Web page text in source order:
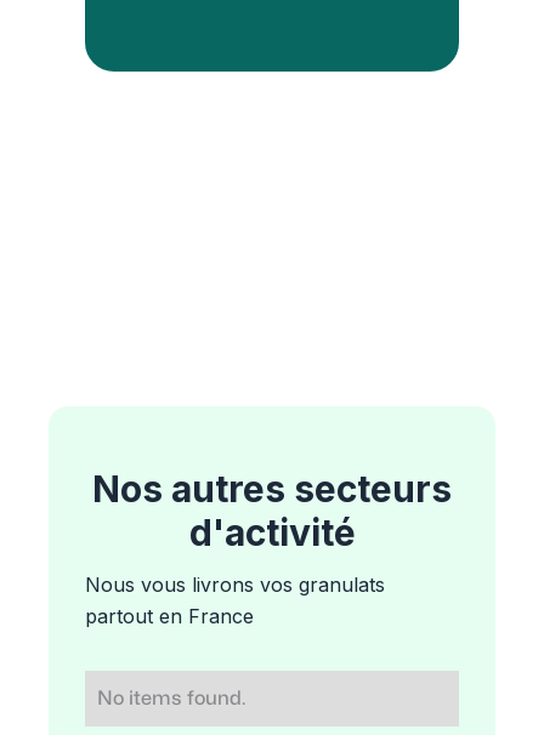
Nos autres secteurs
d'activité
Nous vous livrons vos granulats
partout en France
No items found.